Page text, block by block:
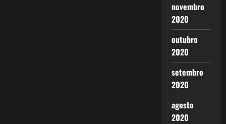
novembro
2020
outubro
2020
setembro
2020
agosto
2020